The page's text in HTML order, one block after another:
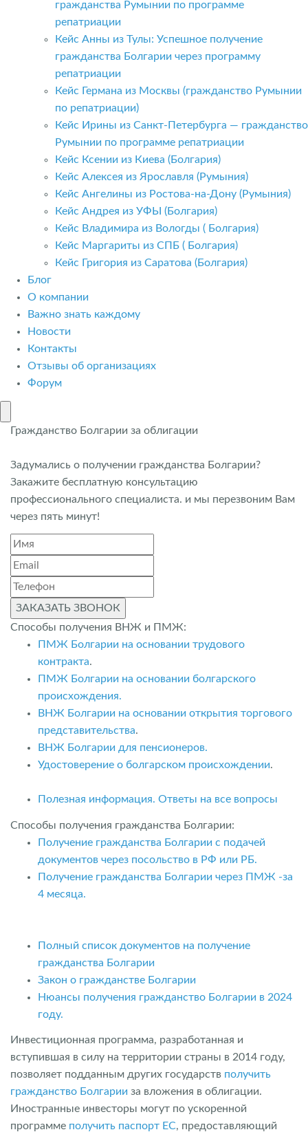
гражданства Румынии по программе
репатриации
Кейс Анны из Тулы: Успешное получение
гражданства Болгарии через программу
репатриации
Кейс Германа из Москвы (гражданство Румынии
по репатриации)
Кейс Ирины из Санкт-Петербурга — гражданство
Румынии по программе репатриации
Кейс Ксении из Киева (Болгария)
Кейс Алексея из Ярославля (Румыния)
Кейс Ангелины из Ростова-на-Дону (Румыния)
Кейс Андрея из УФЫ (Болгария)
Кейс Владимира из Вологды ( Болгария)
Кейс Маргариты из СПБ ( Болгария)
Кейс Григория из Саратова (Болгария)
Блог
О компании
Важно знать каждому
Новости
Контакты
Отзывы об организациях
Форум
Гражданство Болгарии за облигации
Задумались о получении гражданства Болгарии?
Закажите бесплатную консультацию
профессионального специалиста. и мы перезвоним Вам
через пять минут!
ЗАКАЗАТЬ ЗВОНОК
Способы получения ВНЖ и ПМЖ:
ПМЖ Болгарии на основании трудового
контракта.
ПМЖ Болгарии на основании болгарского
происхождения.
ВНЖ Болгарии на основании открытия торгового
представительства.
ВНЖ Болгарии для пенсионеров.
Удостоверение о болгарском происхождении.
Полезная информация. Ответы на все вопросы
Способы получения гражданства Болгарии:
Получение гражданства Болгарии с подачей
документов через посольство в РФ или РБ.
Получение гражданства Болгарии через ПМЖ -за
4 месяца.
Полный список документов на получение
гражданства Болгарии
Закон о гражданстве Болгарии
Нюансы получения гражданство Болгарии в 2024
году.
Инвестиционная программа, разработанная и
вступившая в силу на территории страны в 2014 году,
позволяет подданным других государств получить
гражданство Болгарии за вложения в облигации.
Иностранные инвесторы могут по ускоренной
программе получить паспорт ЕС, предоставляющий